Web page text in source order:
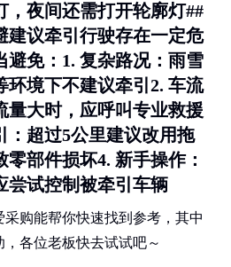
，夜间还需打开轮廓灯##
建议牵引行驶存在一定危
避免：1. 复杂路况：雨雪
环境下不建议牵引2. 车流
量大时，应呼叫专业救援
：超过5公里建议改用拖
零部件损坏4. 新手操作：
尝试控制被牵引车辆
购能帮你快速找到参考，其中
各位老板快去试试吧～